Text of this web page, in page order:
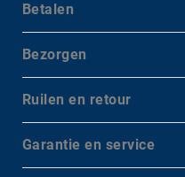
Betalen
Bezorgen
Ruilen en retour
Garantie en service